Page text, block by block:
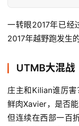
一转眼2017年已经
2017年越野跑发生
UTMB大混战
庄主和Kilian谁厉
鲜肉Xavier，是否
但连续在西部一百